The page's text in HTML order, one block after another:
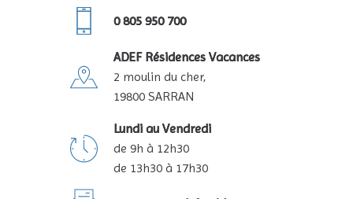
0 805 950 700
ADEF Résidences Vacances
2 moulin du cher,
19800 SARRAN
Lundi au Vendredi
de 9h à 12h30
de 13h30 à 17h30